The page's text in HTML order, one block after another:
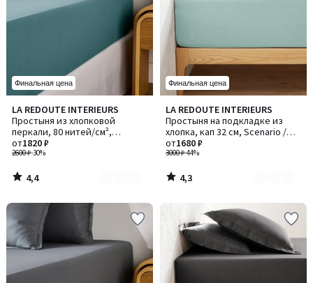
Финальная цена
LA REDOUTE INTERIEURS
Простыня из хлопковой
перкали, 80 нитей/см²,
Scenario / Сценарио
2600 ₽-30%
от1820 ₽
4,4
/ 5
Количество
цветов:
9
4,4
/
Финальная цена
LA REDOUTE INTERIEURS
Простыня на подкладке из
хлопка, кап 32 см, Scenario /
Сценарио
3000 ₽-44%
от1680 ₽
4,3
/ 5
Количество
цветов:
11
4,3
/